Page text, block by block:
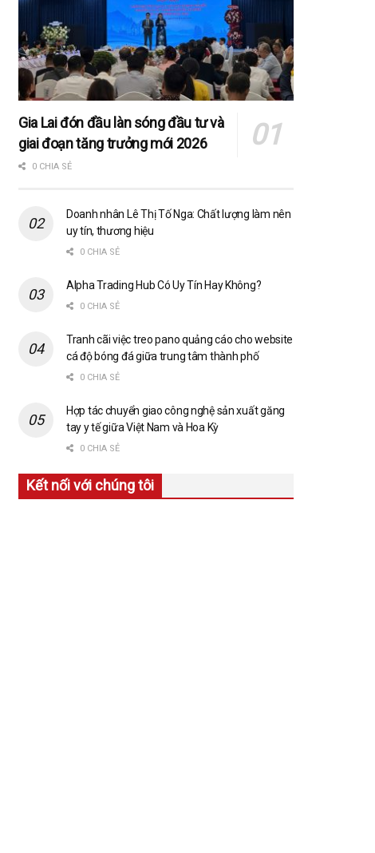
Gia Lai đón đầu làn sóng đầu tư và
giai đoạn tăng trưởng mới 2026
0 CHIA SẺ
Doanh nhân Lê Thị Tố Nga: Chất lượng làm nên
uy tín, thương hiệu
0 CHIA SẺ
Alpha Trading Hub Có Uy Tín Hay Không?
0 CHIA SẺ
Tranh cãi việc treo pano quảng cáo cho website
cá độ bóng đá giữa trung tâm thành phố
0 CHIA SẺ
Hợp tác chuyển giao công nghệ sản xuất găng
tay y tế giữa Việt Nam và Hoa Kỳ
0 CHIA SẺ
Kết nối với chúng tôi